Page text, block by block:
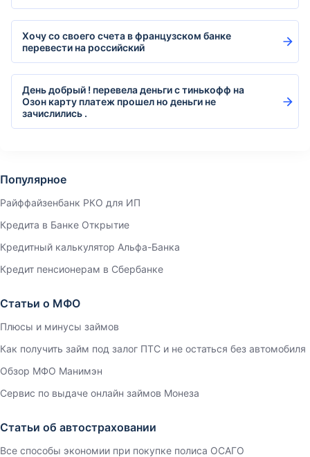
Хочу со своего счета в французском банке
перевести на российский
День добрый ! перевела деньги с тинькофф на
Озон карту платеж прошел но деньги не
зачислились .
Популярное
Райффайзенбанк РКО для ИП
Кредита в Банке Открытие
Кредитный калькулятор Альфа-Банка
Кредит пенсионерам в Сбербанке
Статьи о МФО
Плюсы и минусы займов
Как получить займ под залог ПТС и не остаться без автомобиля
Обзор МФО Манимэн
Сервис по выдаче онлайн займов Монеза
Статьи об автостраховании
Все способы экономии при покупке полиса ОСАГО